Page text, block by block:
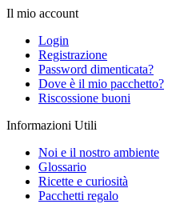
Il mio account
Login
Registrazione
Password dimenticata?
Dove è il mio pacchetto?
Riscossione buoni
Informazioni Utili
Noi e il nostro ambiente
Glossario
Ricette e curiosità
Pacchetti regalo